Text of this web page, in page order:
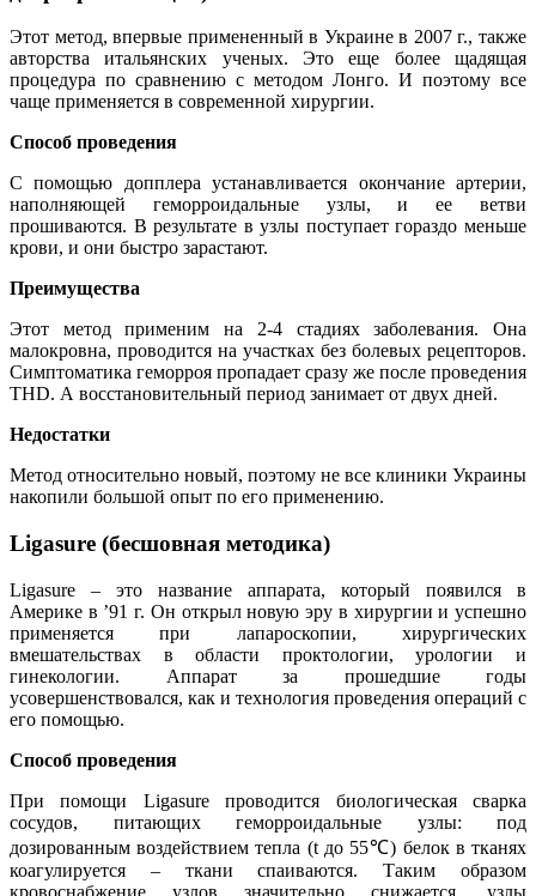
Этот метод, впервые примененный в Украине в 2007 г., также
авторства итальянских ученых. Это еще более щадящая
процедура по сравнению с методом Лонго. И поэтому все
чаще применяется в современной хирургии.
Способ проведения
С помощью допплера устанавливается окончание артерии,
наполняющей геморроидальные узлы, и ее ветви
прошиваются. В результате в узлы поступает гораздо меньше
крови, и они быстро зарастают.
Преимущества
Этот метод применим на 2-4 стадиях заболевания. Она
малокровна, проводится на участках без болевых рецепторов.
Симптоматика геморроя пропадает сразу же после проведения
THD. А восстановительный период занимает от двух дней.
Недостатки
Метод относительно новый, поэтому не все клиники Украины
накопили большой опыт по его применению.
Ligasure (бесшовная методика)
Ligasure – это название аппарата, который появился в
Америке в ’91 г. Он открыл новую эру в хирургии и успешно
применяется при лапароскопии, хирургических
вмешательствах в области проктологии, урологии и
гинекологии. Аппарат за прошедшие годы
усовершенствовался, как и технология проведения операций с
его помощью.
Способ проведения
При помощи Ligasure проводится биологическая сварка
сосудов, питающих геморроидальные узлы: под
дозированным воздействием тепла (t до 55℃) белок в тканях
коагулируется – ткани спаиваются. Таким образом
кровоснабжение узлов значительно снижается, узлы